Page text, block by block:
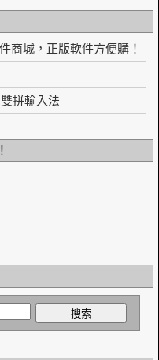
商城，正版軟件方便購！
拼輸入法